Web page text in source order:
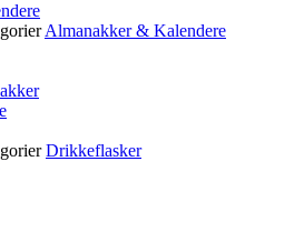
Almanakker & Kalendere
Drikkeflasker